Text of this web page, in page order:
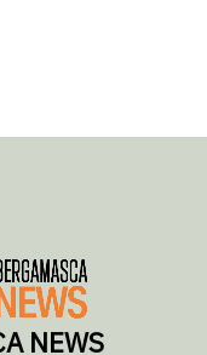
NEWS